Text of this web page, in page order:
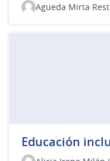
Agueda Mirta
Educación